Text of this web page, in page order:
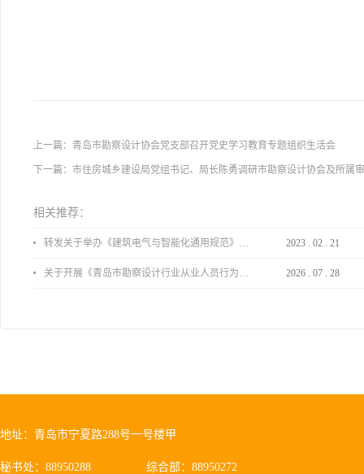
上一篇： 青岛市勘察设计协会党支部召开党史学习教育专题组织生活会
下一篇： 市住房城乡建设局党组书记、局长陈勇调研市勘察设计协会及所属
相关推荐：
转发关于举办《建筑电气与智能化通用规范》 GB55024-2022公益宣贯的通知 2023 . 02 . 21
关于开展《青岛市勘察设计行业从业人员行为导则》、《青岛市住宅工程设计审查品质提升指引（2026版）》宣贯活动的通知 2026 . 07 . 28
地址：青岛市宁夏路288号一号楼甲
秘书处：88950288 综合部：88950272